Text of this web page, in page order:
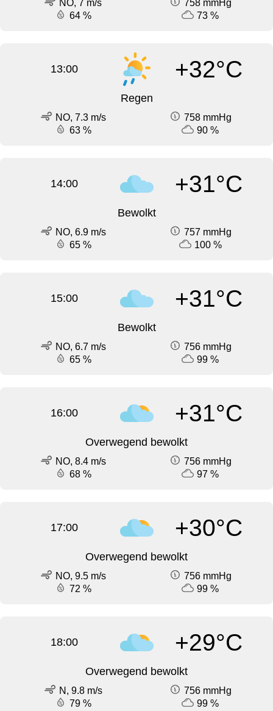
NO, 7 m/s
758 mmHg
64 %
73 %
13:00 +32°C
Regen
NO, 7.3 m/s
758 mmHg
63 %
90 %
14:00 +31°C
Bewolkt
NO, 6.9 m/s
757 mmHg
65 %
100 %
15:00 +31°C
Bewolkt
NO, 6.7 m/s
756 mmHg
65 %
99 %
16:00 +31°C
Overwegend bewolkt
NO, 8.4 m/s
756 mmHg
68 %
97 %
17:00 +30°C
Overwegend bewolkt
NO, 9.5 m/s
756 mmHg
72 %
99 %
18:00 +29°C
Overwegend bewolkt
N, 9.8 m/s
756 mmHg
79 %
99 %